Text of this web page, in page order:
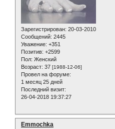
Зарегистрирован: 20-03-2010
Сообщений: 2445
Уважение: +351
Позитив: +2599
Пол: Женский
Возраст: 37 [1988-12-06]
Провел на форуме:
1 месяц 25 дней
Последний визит:
26-04-2018 19:37:27
Emmochka